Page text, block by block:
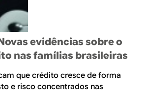
evidências sobre o
nas famílias brasileiras
que crédito cresce de forma
e risco concentrados nas